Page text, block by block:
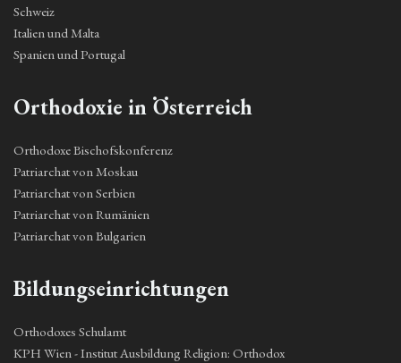
Schweiz
Italien und Malta
Spanien und Portugal
Orthodoxie in Österreich
Orthodoxe Bischofskonferenz
Patriarchat von Moskau
Patriarchat von Serbien
Patriarchat von Rumänien
Patriarchat von Bulgarien
Bildungseinrichtungen
Orthodoxes Schulamt
KPH Wien - Institut Ausbildung Religion: Orthodox